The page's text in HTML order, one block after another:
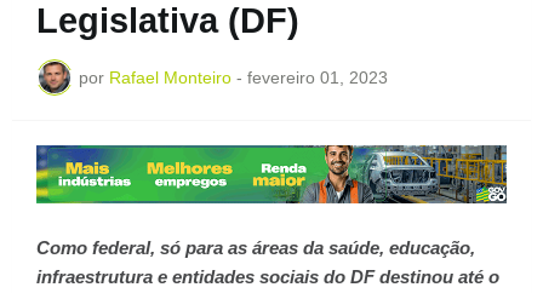
Legislativa (DF)
por Rafael Monteiro - fevereiro 01, 2023
Como federal, só para as áreas da saúde, educação,
infraestrutura e entidades sociais do DF destinou até o